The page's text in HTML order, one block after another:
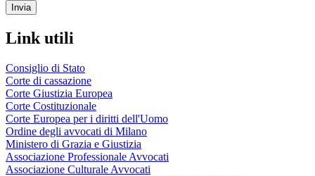
Link utili
Consiglio di Stato
Corte di cassazione
Corte Giustizia Europea
Corte Costituzionale
Corte Europea per i diritti dell'Uomo
Ordine degli avvocati di Milano
Ministero di Grazia e Giustizia
Associazione Professionale Avvocati
Associazione Culturale Avvocati